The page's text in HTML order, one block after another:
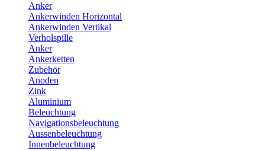
Anker
Ankerwinden Horizontal
Ankerwinden Vertikal
Verholspille
Anker
Ankerketten
Zubehör
Anoden
Zink
Aluminium
Beleuchtung
Navigationsbeleuchtung
Aussenbeleuchtung
Innenbeleuchtung